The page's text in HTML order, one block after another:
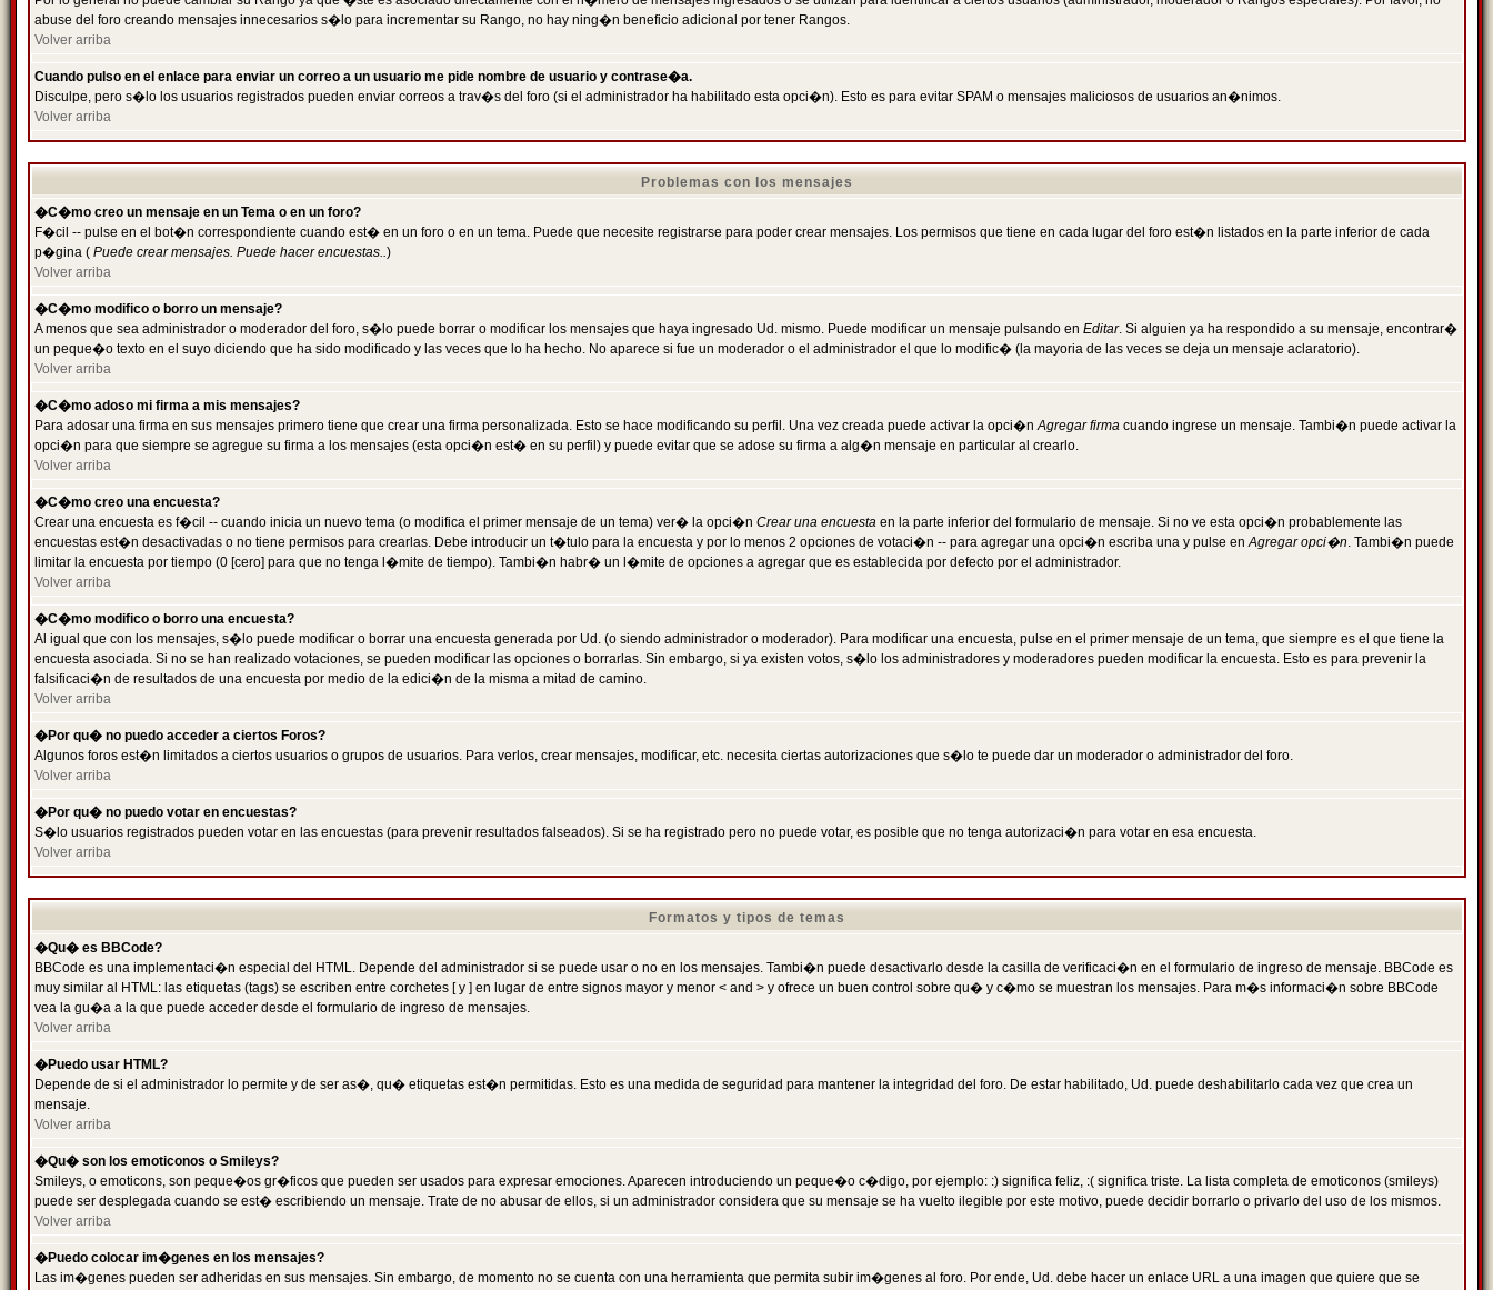
abuse del foro creando mensajes innecesarios s�lo para incrementar su Rango, no hay ning�n beneficio adicional por tener Rangos.
Volver arriba
Cuando pulso en el enlace para enviar un correo a un usuario me pide nombre de usuario y contrase�a.
Disculpe, pero s�lo los usuarios registrados pueden enviar correos a trav�s del foro (si el administrador ha habilitado esta opci�n). Esto es para evitar SPAM o mensajes maliciosos de usuarios an�nimos.
Volver arriba
Problemas con los mensajes
�C�mo creo un mensaje en un Tema o en un foro?
F�cil -- pulse en el bot�n correspondiente cuando est� en un foro o en un tema. Puede que necesite registrarse para poder crear mensajes. Los permisos que tiene en cada lugar del foro est�n listados en la parte inferior de cada
p�gina ( Puede crear mensajes. Puede hacer encuestas..)
Volver arriba
�C�mo modifico o borro un mensaje?
A menos que sea administrador o moderador del foro, s�lo puede borrar o modificar los mensajes que haya ingresado Ud. mismo. Puede modificar un mensaje pulsando en Editar. Si alguien ya ha respondido a su mensaje, encontrar�
un peque�o texto en el suyo diciendo que ha sido modificado y las veces que lo ha hecho. No aparece si fue un moderador o el administrador el que lo modific� (la mayoria de las veces se deja un mensaje aclaratorio).
Volver arriba
�C�mo adoso mi firma a mis mensajes?
Para adosar una firma en sus mensajes primero tiene que crear una firma personalizada. Esto se hace modificando su perfil. Una vez creada puede activar la opci�nAgregar firma cuando ingrese un mensaje. Tambi�n puede activar la
opci�n para que siempre se agregue su firma a los mensajes (esta opci�n est� en su perfil) y puede evitar que se adose su firma a alg�n mensaje en particular al crearlo.
Volver arriba
�C�mo creo una encuesta?
Crear una encuesta es f�cil -- cuando inicia un nuevo tema (o modifica el primer mensaje de un tema) ver� la opci�n Crear una encuesta en la parte inferior del formulario de mensaje. Si no ve esta opci�n probablemente las
encuestas est�n desactivadas o no tiene permisos para crearlas. Debe introducir un t�tulo para la encuesta y por lo menos 2 opciones de votaci�n -- para agregar una opci�n escriba una y pulse enAgregar opci�n. Tambi�n puede
limitar la encuesta por tiempo (0 [cero] para que no tenga l�mite de tiempo). Tambi�n habr� un l�mite de opciones a agregar que es establecida por defecto por el administrador.
Volver arriba
�C�mo modifico o borro una encuesta?
Al igual que con los mensajes, s�lo puede modificar o borrar una encuesta generada por Ud. (o siendo administrador o moderador). Para modificar una encuesta, pulse en el primer mensaje de un tema, que siempre es el que tiene la
encuesta asociada. Si no se han realizado votaciones, se pueden modificar las opciones o borrarlas. Sin embargo, si ya existen votos, s�lo los administradores y moderadores pueden modificar la encuesta. Esto es para prevenir la
falsificaci�n de resultados de una encuesta por medio de la edici�n de la misma a mitad de camino.
Volver arriba
�Por qu� no puedo acceder a ciertos Foros?
Algunos foros est�n limitados a ciertos usuarios o grupos de usuarios. Para verlos, crear mensajes, modificar, etc. necesita ciertas autorizaciones que s�lo te puede dar un moderador o administrador del foro.
Volver arriba
�Por qu� no puedo votar en encuestas?
S�lo usuarios registrados pueden votar en las encuestas (para prevenir resultados falseados). Si se ha registrado pero no puede votar, es posible que no tenga autorizaci�n para votar en esa encuesta.
Volver arriba
Formatos y tipos de temas
�Qu� es BBCode?
BBCode es una implementaci�n especial del HTML. Depende del administrador si se puede usar o no en los mensajes. Tambi�n puede desactivarlo desde la casilla de verificaci�n en el formulario de ingreso de mensaje. BBCode es
muy similar al HTML: las etiquetas (tags) se escriben entre corchetes [ y ] en lugar de entre signos mayor y menor < and > y ofrece un buen control sobre qu� y c�mo se muestran los mensajes. Para m�s informaci�n sobre BBCode
vea la gu�a a la que puede acceder desde el formulario de ingreso de mensajes.
Volver arriba
�Puedo usar HTML?
Depende de si el administrador lo permite y de ser as�, qu� etiquetas est�n permitidas. Esto es una medida de seguridad para mantener la integridad del foro. De estar habilitado, Ud. puede deshabilitarlo cada vez que crea un
mensaje.
Volver arriba
�Qu� son los emoticonos o Smileys?
Smileys, o emoticons, son peque�os gr�ficos que pueden ser usados para expresar emociones. Aparecen introduciendo un peque�o c�digo, por ejemplo: :) significa feliz, :( significa triste. La lista completa de emoticonos (smileys)
puede ser desplegada cuando se est� escribiendo un mensaje. Trate de no abusar de ellos, si un administrador considera que su mensaje se ha vuelto ilegible por este motivo, puede decidir borrarlo o privarlo del uso de los mismos.
Volver arriba
�Puedo colocar im�genes en los mensajes?
Las im�genes pueden ser adheridas en sus mensajes. Sin embargo, de momento no se cuenta con una herramienta que permita subir im�genes al foro. Por ende, Ud. debe hacer un enlace URL a una imagen que quiere que se